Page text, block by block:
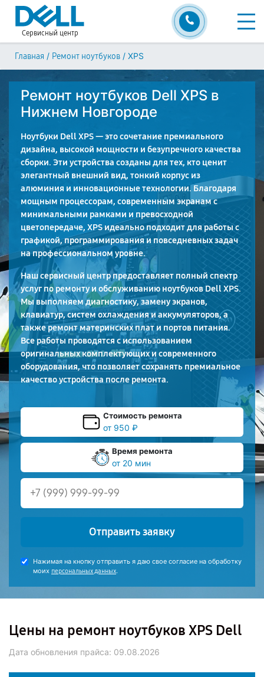
Сервисный центр
Главная / Ремонт ноутбуков / XPS
Ремонт ноутбуков Dell XPS в
Нижнем Новгороде
Ноутбуки Dell XPS — это сочетание премиального
дизайна, высокой мощности и безупречного качества
сборки. Эти устройства созданы для тех, кто ценит
элегантный внешний вид, тонкий корпус из
алюминия и инновационные технологии. Благодаря
мощным процессорам, современным экранам с
минимальными рамками и превосходной
цветопередаче, XPS идеально подходит для работы с
графикой, программирования и повседневных задач
на профессиональном уровне.
Наш сервисный центр предоставляет полный спектр
услуг по ремонту и обслуживанию ноутбуков Dell XPS.
Мы выполняем диагностику, замену экранов,
клавиатур, систем охлаждения и аккумуляторов, а
также ремонт материнских плат и портов питания.
Все работы проводятся с использованием
оригинальных комплектующих и современного
оборудования, что позволяет сохранять премиальное
качество устройства после ремонта.
Стоимость ремонта
от 950 ₽
Время ремонта
от 20 мин
Отправить заявку
Нажимая на кнопку отправить я даю свое согласие на обработку
моих персональных данных.
Цены на ремонт ноутбуков XPS Dell
Дата обновления прайса: 09.08.2026